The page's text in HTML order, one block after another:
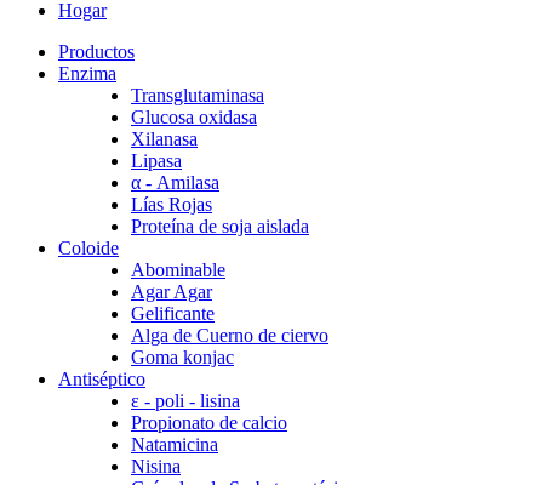
Hogar
Productos
Enzima
Transglutaminasa
Glucosa oxidasa
Xilanasa
Lipasa
α - Amilasa
Lías Rojas
Proteína de soja aislada
Coloide
Abominable
Agar Agar
Gelificante
Alga de Cuerno de ciervo
Goma konjac
Antiséptico
ε - poli - lisina
Propionato de calcio
Natamicina
Nisina